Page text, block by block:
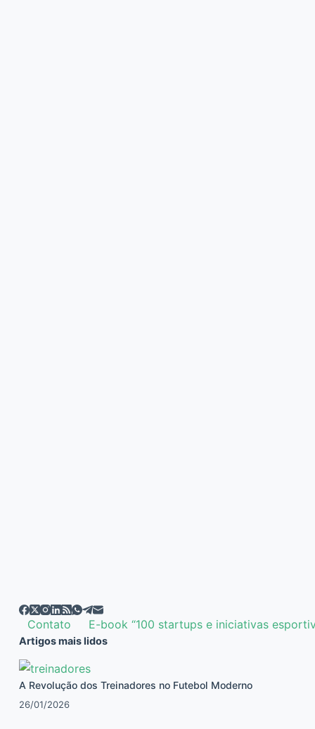
Contato E-book “100 startups e iniciativas
Artigos mais lidos
A Revolução dos Treinadores no Futebol Moderno
26/01/2026